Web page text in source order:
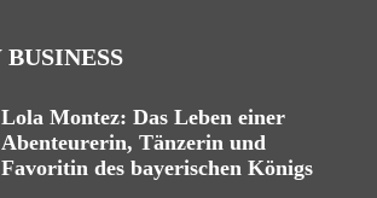
Lola Montez: Das Leben einer
Abenteurerin, Tänzerin und
Favoritin des bayerischen Königs